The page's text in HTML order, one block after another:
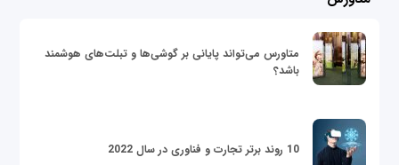
متاورس می‌تواند پایانی بر گوشی‌ها و تبلت‌های هوشمند
باشد؟
10 روند برتر تجارت و فناوری در سال 2022